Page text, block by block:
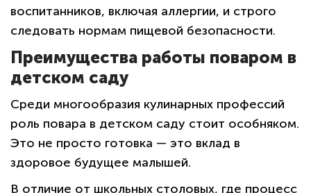
воспитанников, включая аллергии, и строго
следовать нормам пищевой безопасности.
Преимущества работы поваром в
детском саду
Среди многообразия кулинарных профессий
роль повара в детском саду стоит особняком.
Это не просто готовка — это вклад в
здоровое будущее малышей.
В отличие от школьных столовых, где процесс